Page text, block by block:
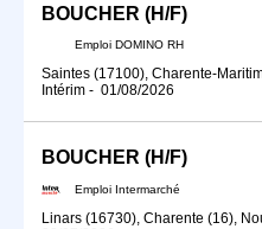
BOUCHER (H/F)
Emploi DOMINO RH
Saintes (17100), Charente-
Intérim - 01/08/2026
BOUCHER (H/F)
Emploi Intermarché
Linars (16730), Charente (16),